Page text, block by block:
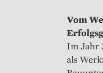
Vom
Im Jahr
als